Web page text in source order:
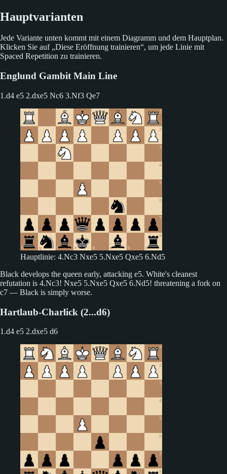
Hauptvarianten
Jede Variante unten kommt mit einem Diagramm und dem Hauptplan.
Klicken Sie auf „Diese Eröffnung trainieren“, um jede Linie mit
Spaced Repetition zu trainieren.
Englund Gambit Main Line
1.d4 e5 2.dxe5 Nc6 3.Nf3 Qe7
Hauptlinie: 4.Nc3 Nxe5 5.Nxe5 Qxe5 6.Nd5
Black develops the queen early, attacking e5. White's cleanest
refutation is 4.Nc3! Nxe5 5.Nxe5 Qxe5 6.Nd5! threatening a fork on
c7 — Black is simply worse.
Hartlaub-Charlick (2...d6)
1.d4 e5 2.dxe5 d6